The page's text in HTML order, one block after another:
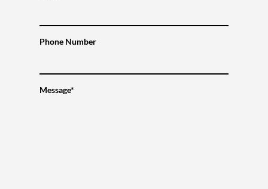
Phone Number
Message*